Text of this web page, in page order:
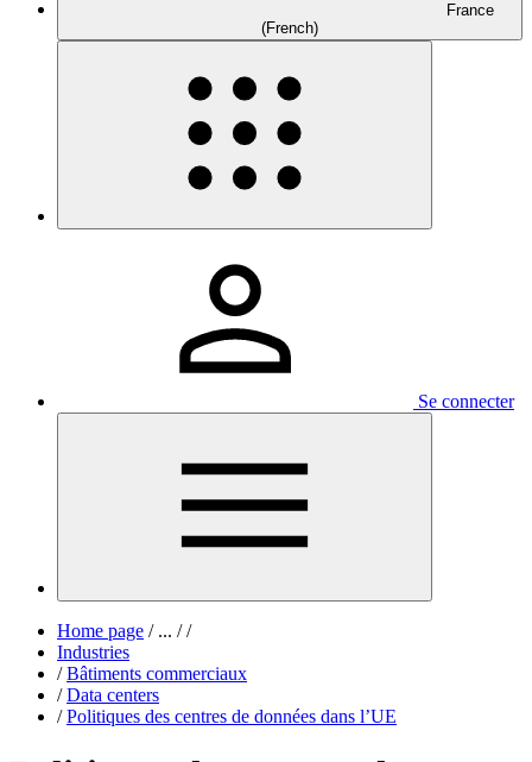
France
(French)
Se connecter
Home page /... / /
Industries
/ Bâtiments commerciaux
/ Data centers
/ Politiques des centres de données dans l’UE